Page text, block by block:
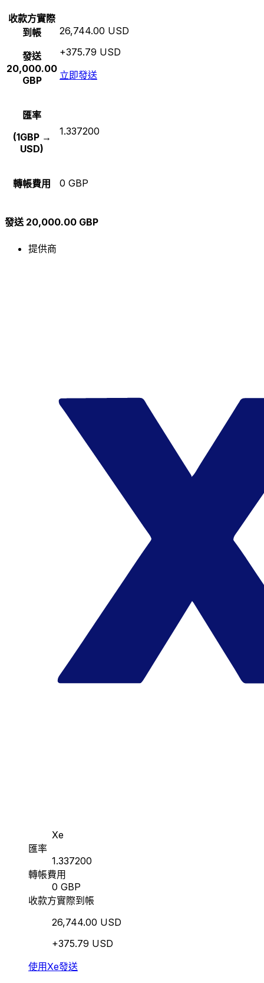
收款方實際
到帳
發送
20,000.00
GBP
26,744.00 USD
+375.79 USD
立即發送
匯率
(1GBP →
USD)
1.337200
轉帳費用 0 GBP
發送 20,000.00 GBP
提供商
Xe
匯率
1.337200
轉帳費用
0 GBP
收款方實際到帳
26,744.00 USD
+375.79 USD
使用Xe發送